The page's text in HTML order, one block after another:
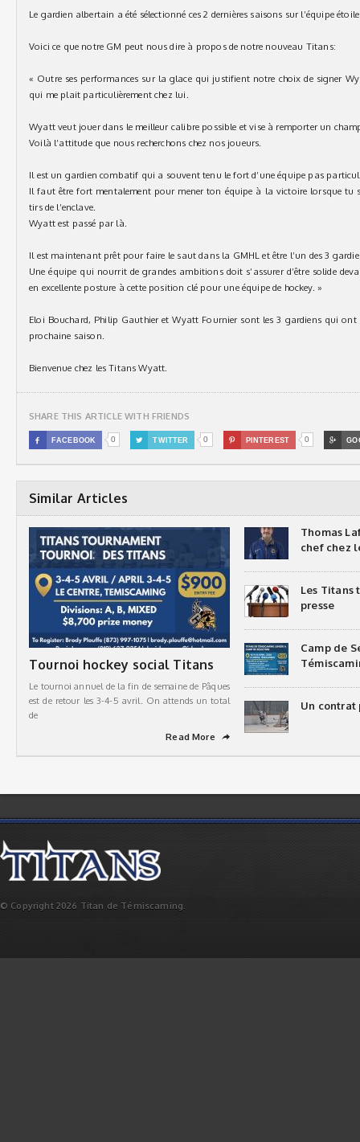
Le gardien albertain a été sélectionné ces 2 dernières saisons sur l’équipe
Voici ce que notre GM peut nous dire à propos de notre nouveau Titans:
« Outre ses performances sur la glace qui justifient notre choix de signer
qui me plait particulièrement chez lui.
Wyatt veut jouer dans le meilleur calibre possible et vise à remporter un
Voilà l’attitude que nous recherchons chez nos joueurs.
Il est un gardien combatif qui a souvent tenu le fort d’une équipe pas
Il faut être fort mentalement pour mener ton équipe à la victoire lorsque tu
tirs de l’enclave.
Wyatt est passé par là.
Il est maintenant prêt pour faire le saut dans la GMHL et être l’un des 3
Une équipe qui nourrit de grandes ambitions doit s’assurer d’être solide
en excellente posture à cette position clé pour une équipe de hockey. »
Eloi Bouchard, Philip Gauthier et Wyatt Fournier sont les 3 gardiens qui ont
prochaine saison.
Bienvenue chez les Titans Wyatt.
SHARE THIS ARTICLE WITH FRIENDS
 FACEBOOK 0  TWITTER 0  PINTEREST 0 
Similar Articles
Tournoi hockey social Titans
Le tournoi annuel de la fin de semaine de Pâques
est de retour les 3-4-5 avril. On attends un total
de
Read More
➦
Thomas
chef chez
Les Titans
presse
Camp de
Un contrat
© Copyright 2026 Titan de Témiscaming.